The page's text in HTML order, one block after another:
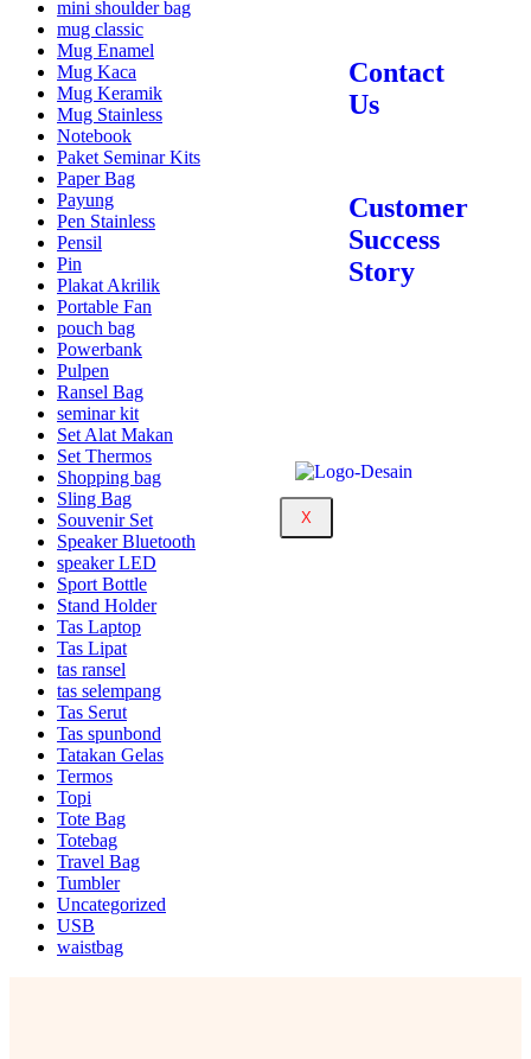
Contact
Us
Customer
Success
Story
X
mini shoulder bag
mug classic
Mug Enamel
Mug Kaca
Mug Keramik
Mug Stainless
Notebook
Paket Seminar Kits
Paper Bag
Payung
Pen Stainless
Pensil
Pin
Plakat Akrilik
Portable Fan
pouch bag
Powerbank
Pulpen
Ransel Bag
seminar kit
Set Alat Makan
Set Thermos
Shopping bag
Sling Bag
Souvenir Set
Speaker Bluetooth
speaker LED
Sport Bottle
Stand Holder
Tas Laptop
Tas Lipat
tas ransel
tas selempang
Tas Serut
Tas spunbond
Tatakan Gelas
Termos
Topi
Tote Bag
Totebag
Travel Bag
Tumbler
Uncategorized
USB
waistbag